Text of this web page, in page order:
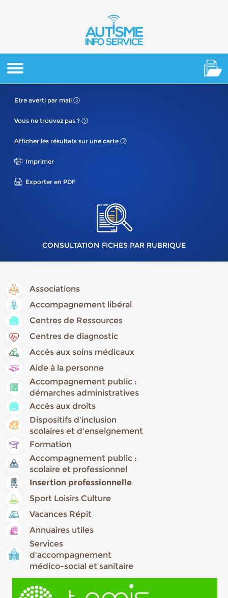
Etre averti par mail
Vous ne trouvez pas ?
Afficher les résultats sur une carte
Imprimer
Exporter en PDF
CONSULTATION FICHES PAR RUBRIQUE
Associations
Accompagnement libéral
Centres de Ressources
Centres de diagnostic
Accès aux soins médicaux
Aide à la personne
Accompagnement public :
démarches administratives
Accès aux droits
Dispositifs d'inclusion
scolaires et d'enseignement
Formation
Accompagnement public :
scolaire et professionnel
Insertion professionnelle
Sport Loisirs Culture
Vacances Répit
Annuaires utiles
Services
d'accompagnement
médico-social et sanitaire